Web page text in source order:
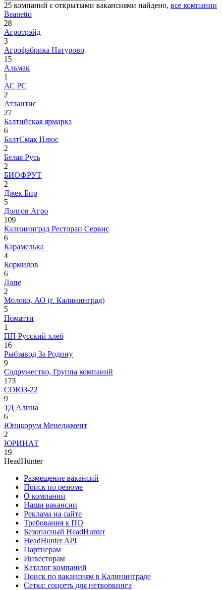
25 компаний с открытыми вакансиями найдено, все компании
Beanetto
28
Агротрэйд
3
Агрофабрика Натурово
15
Альмак
1
АС РС
2
Атлантис
27
Балтийская ярмарка
6
БалтСмак Плюс
2
Белая Русь
2
БИОФРУТ
2
Джек Бир
5
Долгов Агро
109
Калининград Ресторан Сервис
6
Карамелька
4
Кормилов
6
Лопе
2
Молоко, АО (г. Калининград)
5
Поматти
1
ПП Русский хлеб
16
Рыбзавод За Родину
9
Содружество, Группа компаний
173
СОЮЗ-22
9
ТД Алина
6
Юникорум Менеджмент
2
ЮРИНАТ
19
HeadHunter
Размещение вакансий
Поиск по резюме
О компании
Наши вакансии
Реклама на сайте
Требования к ПО
Безопасный HeadHunter
HeadHunter API
Партнерам
Инвесторам
Каталог компаний
Поиск по вакансиям в Калининграде
Сетка: соцсеть для нетворкинга